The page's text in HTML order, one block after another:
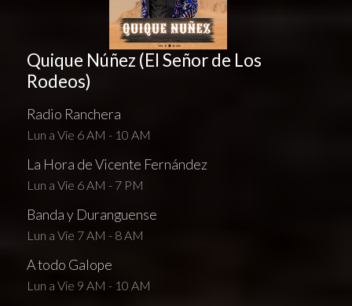
Quique Núñez (El Señor de Los
Rodeos)
Radio Ranchera
Lun a Vie 6 AM - 10 AM
La Hora de Vicente Fernández
Lun a Vie 6 AM - 7 PM
Banda y Duranguense
Lun a Vie 7 AM - 8 AM
A todo Galope
Lun a Vie 9 AM - 10 AM